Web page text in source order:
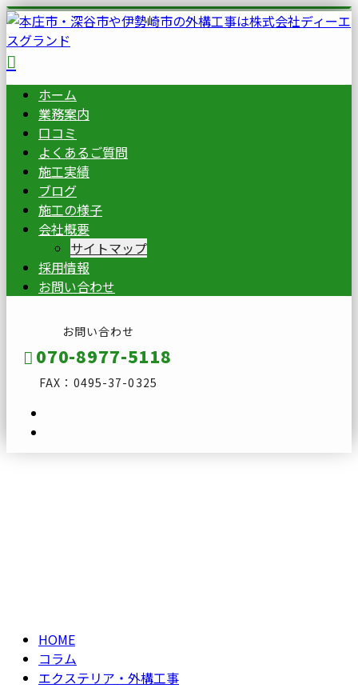
ホーム
業務案内
口コミ
よくあるご質問
施工実績
ブログ
施工の様子
会社概要
サイトマップ
採用情報
お問い合わせ
お問い合わせ
070-8977-5118
FAX：0495-37-0325
HOME
コラム
エクステリア・外構工事